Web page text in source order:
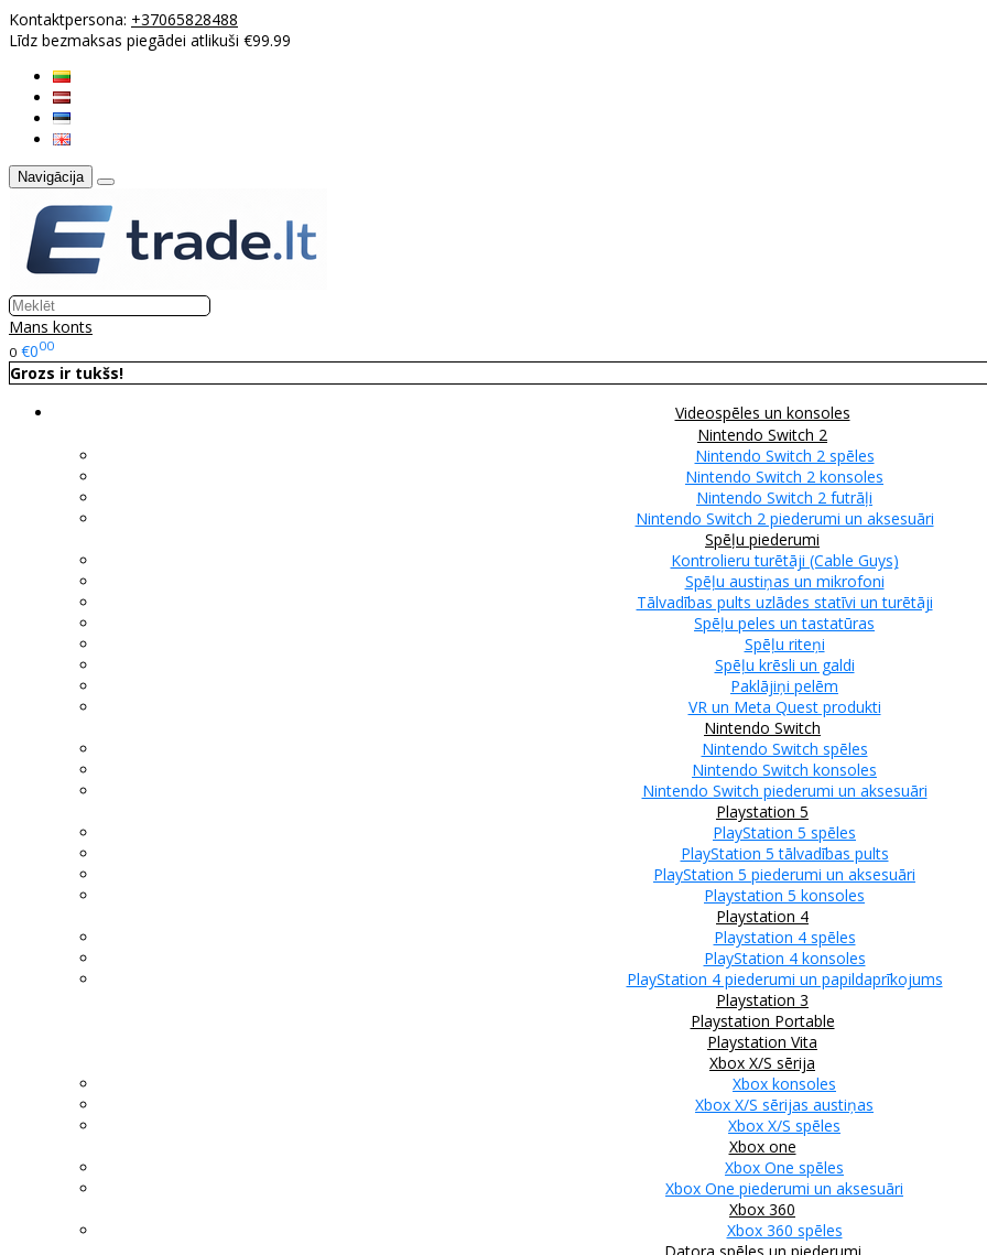
Kontaktpersona: +37065828488
Līdz bezmaksas piegādei atlikuši €99.99
Navigācija
Mans konts
0 €000
Grozs ir tukšs!
Videospēles un konsoles
Nintendo Switch 2
Nintendo Switch 2 spēles
Nintendo Switch 2 konsoles
Nintendo Switch 2 futrāļi
Nintendo Switch 2 piederumi un aksesuāri
Spēļu piederumi
Kontrolieru turētāji (Cable Guys)
Spēļu austiņas un mikrofoni
Tālvadības pults uzlādes statīvi un turētāji
Spēļu peles un tastatūras
Spēļu riteņi
Spēļu krēsli un galdi
Paklājiņi pelēm
VR un Meta Quest produkti
Nintendo Switch
Nintendo Switch spēles
Nintendo Switch konsoles
Nintendo Switch piederumi un aksesuāri
Playstation 5
PlayStation 5 spēles
PlayStation 5 tālvadības pults
PlayStation 5 piederumi un aksesuāri
Playstation 5 konsoles
Playstation 4
Playstation 4 spēles
PlayStation 4 konsoles
PlayStation 4 piederumi un papildaprīkojums
Playstation 3
Playstation Portable
Playstation Vita
Xbox X/S sērija
Xbox konsoles
Xbox X/S sērijas austiņas
Xbox X/S spēles
Xbox one
Xbox One spēles
Xbox One piederumi un aksesuāri
Xbox 360
Xbox 360 spēles
Datora spēles un piederumi